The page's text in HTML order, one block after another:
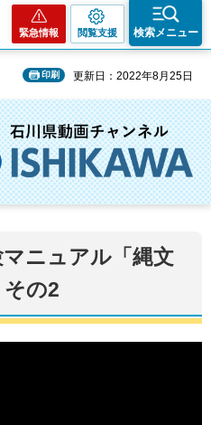
緊急情報 閲覧支援 検索メニュー
印刷 更新日：2022年8月25日
ニュアル「縄文
の2